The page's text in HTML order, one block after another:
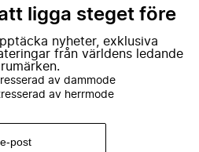
ligga steget före
nyheter, exklusiva
från världens ledande
av dammode
av herrmode